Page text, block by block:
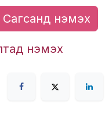
Сагсанд нэмэх
нэмэх